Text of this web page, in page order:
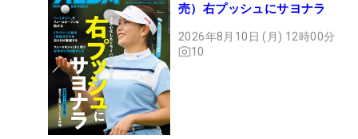
売）右プッシュにサヨナラ
2026年8月10日 (月) 12時00分
10